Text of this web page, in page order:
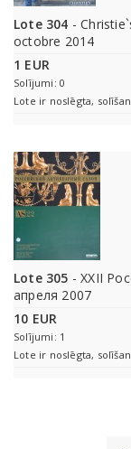
Lote 304 -
octobre 2014
1 EUR
Solījumi: 0
Lote ir noslēgta,
Lote 305 - XXII
апреля 2007
10 EUR
Solījumi: 1
Lote ir noslēgta,